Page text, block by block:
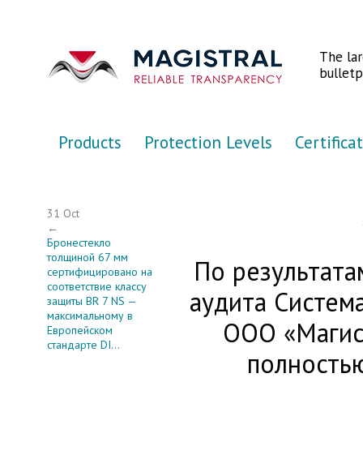
The
Products Protection Levels
31 Oct
←
Бронестекло
толщиной 67 мм
сертифицировано на
соответствие классу
защиты BR 7 NS —
максимальному в
Европейском
стандарте DI...
По
аудита
ООО